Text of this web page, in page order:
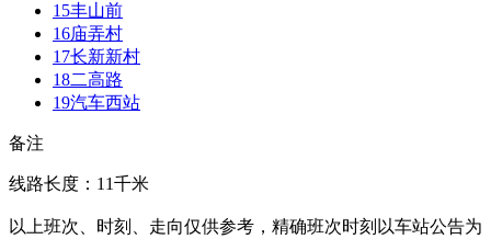
15丰山前
16庙弄村
17长新新村
18二高路
19汽车西站
备注
线路长度：11千米
以上班次、时刻、走向仅供参考，精确班次时刻以车站公告为